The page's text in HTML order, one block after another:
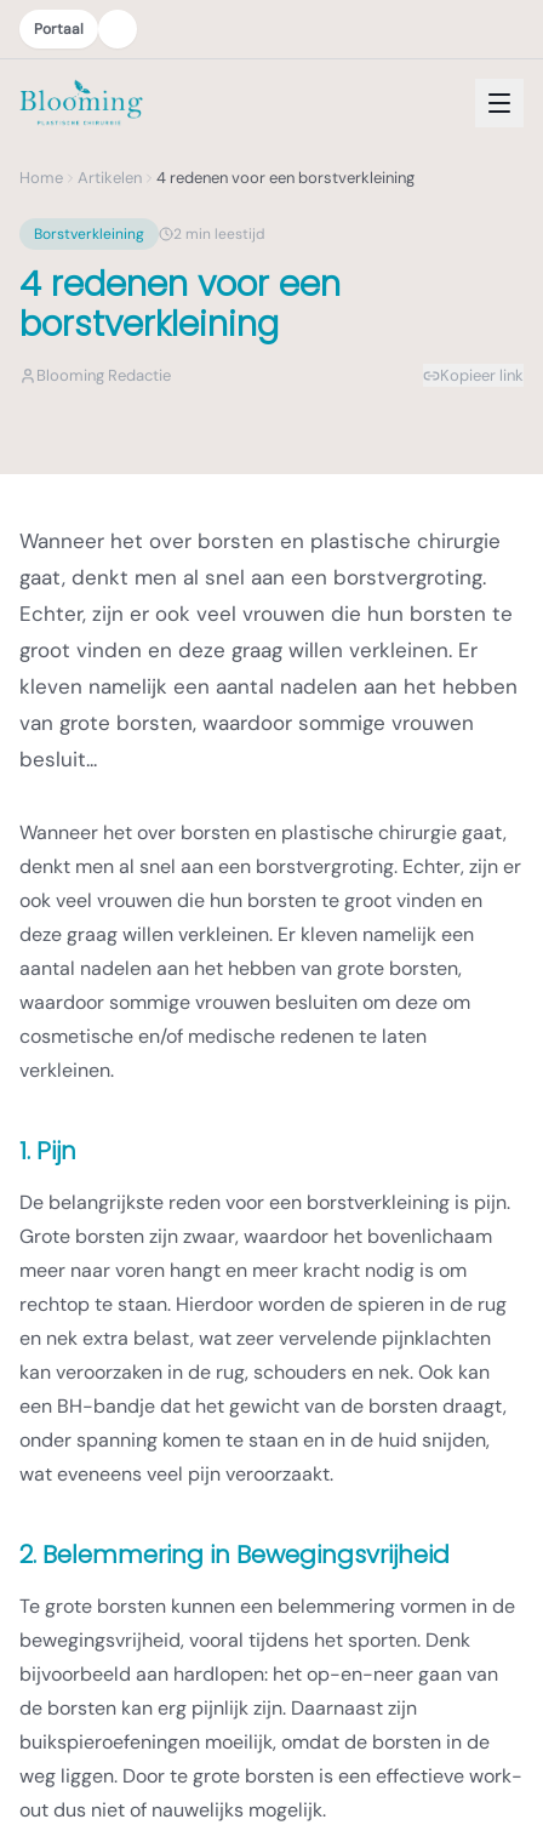
Portaal
Home Artikelen 4 redenen voor een borstverkleining
Borstverkleining 2 min leestijd
4 redenen voor een
borstverkleining
Blooming Redactie Kopieer link
Wanneer het over borsten en plastische chirurgie
gaat, denkt men al snel aan een borstvergroting.
Echter, zijn er ook veel vrouwen die hun borsten te
groot vinden en deze graag willen verkleinen. Er
kleven namelijk een aantal nadelen aan het hebben
van grote borsten, waardoor sommige vrouwen
besluit...
Wanneer het over borsten en plastische chirurgie gaat,
denkt men al snel aan een borstvergroting. Echter, zijn er
ook veel vrouwen die hun borsten te groot vinden en
deze graag willen verkleinen. Er kleven namelijk een
aantal nadelen aan het hebben van grote borsten,
waardoor sommige vrouwen besluiten om deze om
cosmetische en/of medische redenen te laten
verkleinen.
1. Pijn
De belangrijkste reden voor een borstverkleining is pijn.
Grote borsten zijn zwaar, waardoor het bovenlichaam
meer naar voren hangt en meer kracht nodig is om
rechtop te staan. Hierdoor worden de spieren in de rug
en nek extra belast, wat zeer vervelende pijnklachten
kan veroorzaken in de rug, schouders en nek. Ook kan
een BH-bandje dat het gewicht van de borsten draagt,
onder spanning komen te staan en in de huid snijden,
wat eveneens veel pijn veroorzaakt.
2. Belemmering in Bewegingsvrijheid
Te grote borsten kunnen een belemmering vormen in de
bewegingsvrijheid, vooral tijdens het sporten. Denk
bijvoorbeeld aan hardlopen: het op-en-neer gaan van
de borsten kan erg pijnlijk zijn. Daarnaast zijn
buikspieroefeningen moeilijk, omdat de borsten in de
weg liggen. Door te grote borsten is een effectieve work-
out dus niet of nauwelijks mogelijk.